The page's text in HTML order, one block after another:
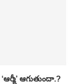
ఆగుతుందా.?